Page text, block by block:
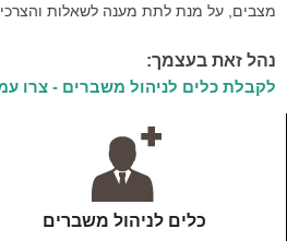
מצבים, על מנת לתת מענה לשאלות
נהל זאת בעצמך:
לקבלת כלים לניהול משברים - צרו
כלים לניהול משברים